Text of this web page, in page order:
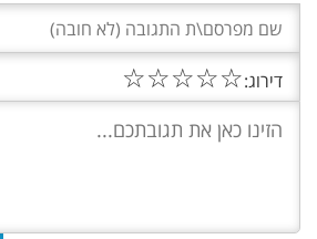
דירוג:☆
☆
☆
☆
☆